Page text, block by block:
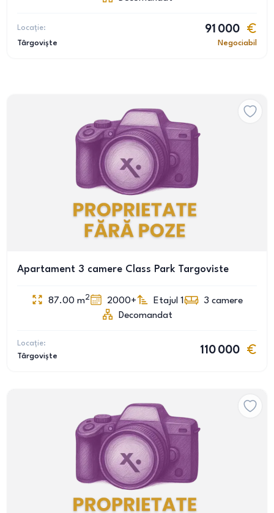
Locație:
Târgoviște
91 000
Negociabil
Apartament 3 camere Class Park Targoviste
87.00 m2 2000+ Etajul 1 3 camere
Decomandat
Locație:
Târgoviște
110 000